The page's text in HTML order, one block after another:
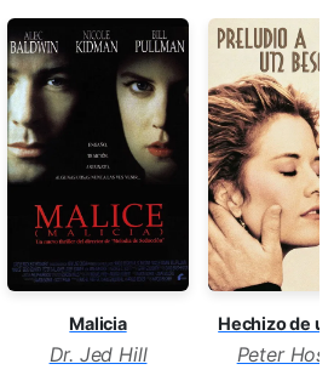
Malicia
Dr. Jed Hill
Hechizo de
Peter